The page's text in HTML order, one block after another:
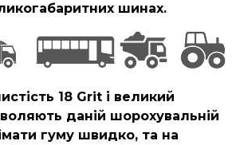
шинах.
18 Grit і великий
даній шорохувальній
гуму швидко, та на